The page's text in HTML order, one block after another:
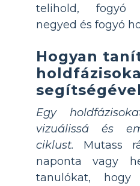
telihold, fogyó
negyed és fogyó
Hogyan
Egy
vizuálissá és
ciklust. Mutass
naponta vagy
tanulókat, hogy